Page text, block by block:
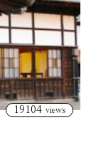
19104 views